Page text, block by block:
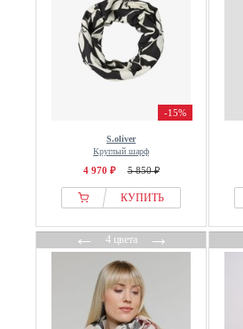
-15%
S.oliver
Круглый шарф
4 970 ₽ 5 850 ₽
КУПИТЬ
←4 цвета→